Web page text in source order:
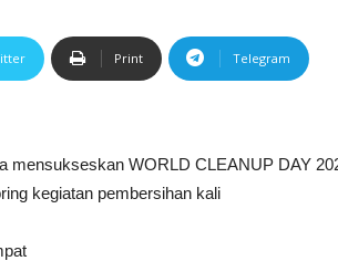
Print Telegram
mensukseskan WORLD CLEANUP DAY
kegiatan pembersihan kali